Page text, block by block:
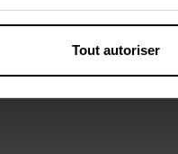
Tout autoriser